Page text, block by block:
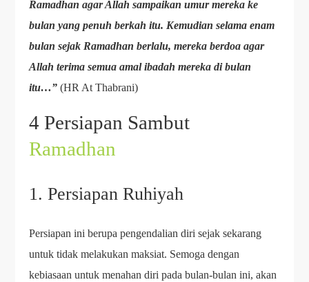
Ramadhan agar Allah sampaikan umur mereka ke
bulan yang penuh berkah itu. Kemudian selama enam
bulan sejak Ramadhan berlalu, mereka berdoa agar
Allah terima semua amal ibadah mereka di bulan
itu…” (HR At Thabrani)
4 Persiapan Sambut
Ramadhan
1. Persiapan Ruhiyah
Persiapan ini berupa pengendalian diri sejak sekarang
untuk tidak melakukan maksiat. Semoga dengan
kebiasaan untuk menahan diri pada bulan-bulan ini, akan